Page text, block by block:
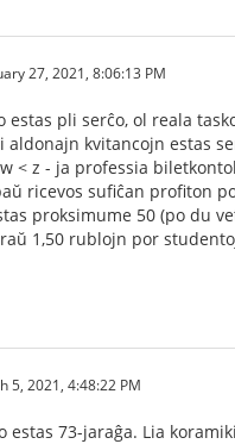
27, 2021, 8:06:13 PM
estas pli serĉo, ol reala
aldonajn kvitancojn estas
< z - ja professia
ricevos sufiĉan profiton
proksimume 50 (po du
1,50 rublojn por
5, 2021, 4:48:22 PM
estas 73-jaraĝa. Lia